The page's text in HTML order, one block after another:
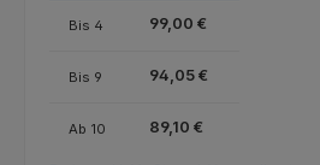
Bis 4 99,00 €
Bis 9 94,05 €
Ab 10 89,10 €